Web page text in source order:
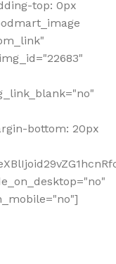
top: 0px
bottom: 20px